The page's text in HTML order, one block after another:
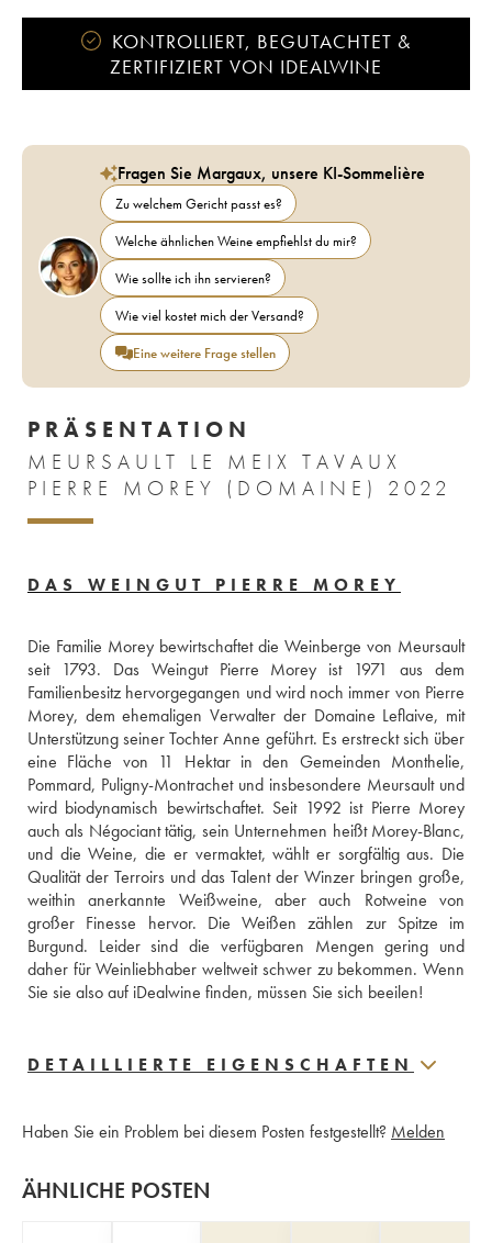
KONTROLLIERT, BEGUTACHTET &
ZERTIFIZIERT VON IDEALWINE
Fragen Sie Margaux, unsere KI-Sommelière
Zu welchem Gericht passt es?
Welche ähnlichen Weine empfiehlst du mir?
Wie sollte ich ihn servieren?
Wie viel kostet mich der Versand?
Eine weitere Frage stellen
PRÄSENTATION
MEURSAULT LE MEIX TAVAUX
PIERRE MOREY (DOMAINE) 2022
DAS WEINGUT PIERRE MOREY
Die Familie Morey bewirtschaftet die Weinberge von Meursault
seit 1793. Das Weingut Pierre Morey ist 1971 aus dem
Familienbesitz hervorgegangen und wird noch immer von Pierre
Morey, dem ehemaligen Verwalter der Domaine Leflaive, mit
Unterstützung seiner Tochter Anne geführt. Es erstreckt sich über
eine Fläche von 11 Hektar in den Gemeinden Monthelie,
Pommard, Puligny-Montrachet und insbesondere Meursault und
wird biodynamisch bewirtschaftet. Seit 1992 ist Pierre Morey
auch als Négociant tätig, sein Unternehmen heißt Morey-Blanc,
und die Weine, die er vermaktet, wählt er sorgfältig aus. Die
Qualität der Terroirs und das Talent der Winzer bringen große,
weithin anerkannte Weißweine, aber auch Rotweine von
großer Finesse hervor. Die Weißen zählen zur Spitze im
Burgund. Leider sind die verfügbaren Mengen gering und
daher für Weinliebhaber weltweit schwer zu bekommen. Wenn
Sie sie also auf iDealwine finden, müssen Sie sich beeilen!
DETAILLIERTE EIGENSCHAFTEN
Haben Sie ein Problem bei diesem Posten festgestellt? Melden
ÄHNLICHE POSTEN